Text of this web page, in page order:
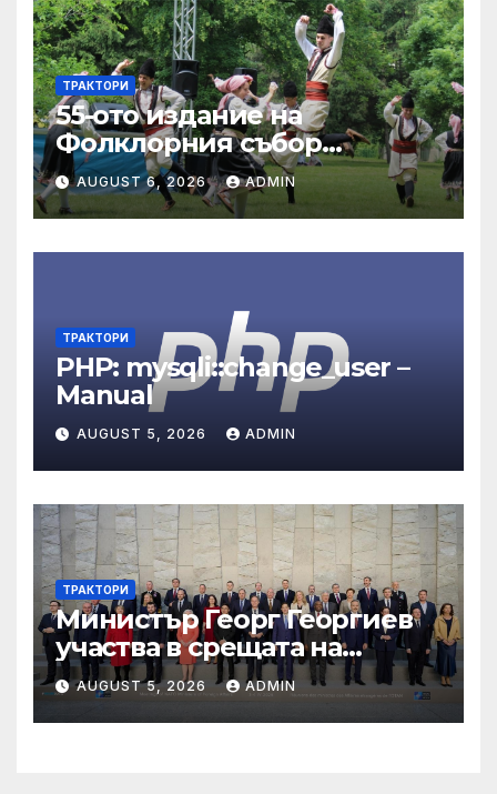
ТРАКТОРИ
55-ото издание на
Фолклорния събор
„Златната гъдулка“ ще се
проведе на 8 юни в Парка
на младежта
AUGUST 6, 2026 ADMIN
ТРАКТОРИ
PHP: mysqli::change_user –
Manual
AUGUST 5, 2026 ADMIN
ТРАКТОРИ
Министър Георг Георгиев
участва в срещата на
министрите на външните
работи на НАТО
AUGUST 5, 2026 ADMIN